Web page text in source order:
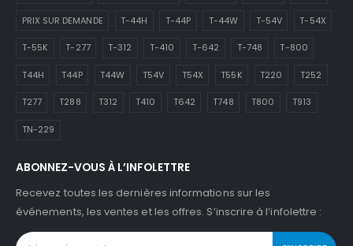
PRIX SUR DEMANDE T-44H T-44P T-44W T-54V T-54X
T-55K T-277 T-312 T-410 T-642 T-748 T-800
T44H T44P T44W T54V T54X T55K T220 T252
T277 T288 T312 T410 T642 T748 T800 T913
TN-229
ABONNEZ-VOUS À L’INFOLETTRE
Recevez toutes les dernières informations sur les
événements, les ventes et les offres. S’inscrire à l’infolettre :